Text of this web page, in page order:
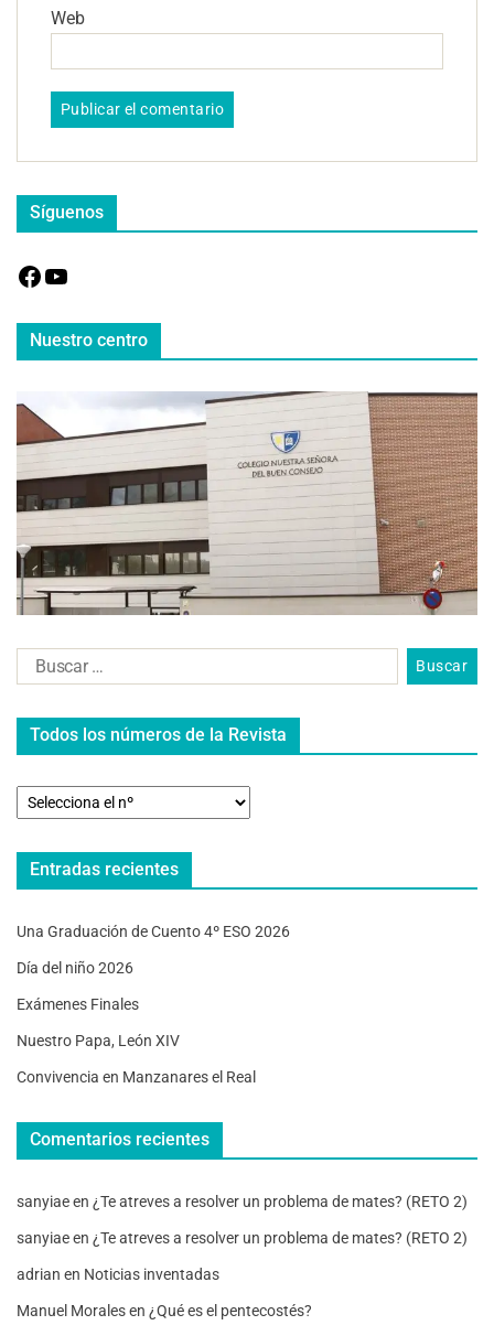
Web
Síguenos
Nuestro centro
Todos los números de la Revista
Entradas recientes
Una Graduación de Cuento 4º ESO 2026
Día del niño 2026
Exámenes Finales
Nuestro Papa, León XIV
Convivencia en Manzanares el Real
Comentarios recientes
sanyiaeen ¿Te atreves a resolver un problema de mates? (RETO 2)
sanyiaeen ¿Te atreves a resolver un problema de mates? (RETO 2)
adrian en Noticias inventadas
Manuel Moralesen ¿Qué es el pentecostés?